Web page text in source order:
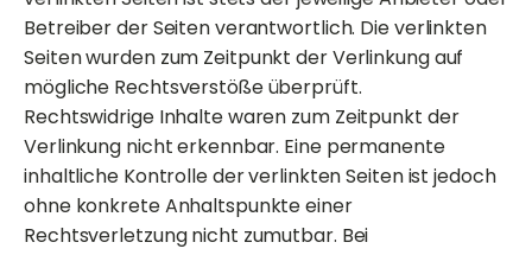
Betreiber der Seiten verantwortlich. Die verlinkten
Seiten wurden zum Zeitpunkt der Verlinkung auf
mögliche Rechtsverstöße überprüft.
Rechtswidrige Inhalte waren zum Zeitpunkt der
Verlinkung nicht erkennbar. Eine permanente
inhaltliche Kontrolle der verlinkten Seiten ist jedoch
ohne konkrete Anhaltspunkte einer
Rechtsverletzung nicht zumutbar. Bei